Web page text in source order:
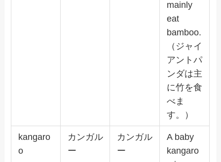
mainly
eat
bamboo.
（ジャイ
アントパ
ンダは主
に竹を食
べま
す。）
kangaro
o
カンガル
ー
カンガル
ー
A baby
kangaro